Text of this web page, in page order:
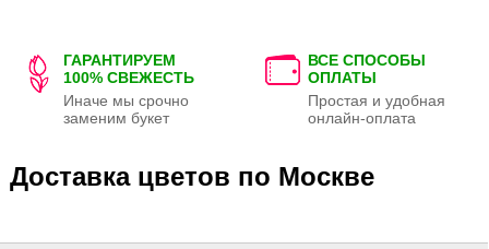
ГАРАНТИРУЕМ
100% СВЕЖЕСТЬ
Иначе мы срочно
заменим букет
ВСЕ СПОСОБЫ
ОПЛАТЫ
Простая и удобная
онлайн-оплата
Доставка цветов по Москве